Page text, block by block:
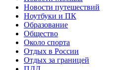
Новости путешествий
Ноутбуки и ПК
Образование
Общество
Около спорта
Отдых в России
Отдых за границей